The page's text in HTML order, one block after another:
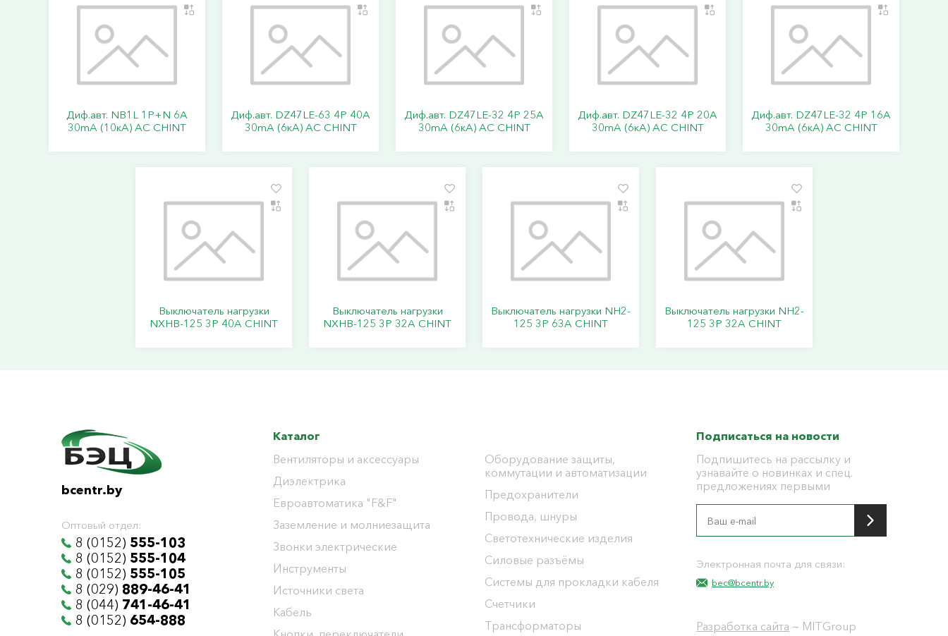
Диф.авт. NB1L 1P+N 6А
30mA (10кА) АС CHINT
Диф.авт. DZ47LE-63 4P 40А
30mA (6кА) АС CHINT
Диф.авт. DZ47LE-32 4P 25А
30mA (6кА) АС CHINT
Диф.авт. DZ47LE-32 4P 20А
30mA (6кА) АС CHINT
Диф.авт. DZ47LE-32 4P 16А
30mA (6кА) АС CHINT
Выключатель нагрузки
NXHB-125 3P 40A CHINT
Выключатель нагрузки
NXHB-125 3P 32A CHINT
Выключатель нагрузки NH2-
125 3P 63A CHINT
Выключатель нагрузки NH2-
125 3P 32A CHINT
bcentr.by
Оптовый отдел:
8 (0152) 555-103
8 (0152) 555-104
8 (0152) 555-105
8 (029) 889-46-41
8 (044) 741-46-41
8 (0152) 654-888
Каталог
Вентиляторы и аксессуары
Диэлектрика
Евроавтоматика "F&F"
Заземление и молниезащита
Звонки электрические
Инструменты
Источники света
Кабель
Оборудование защиты,
коммутации и автоматизации
Предохранители
Провода, шнуры
Светотехнические изделия
Силовые разъёмы
Системы для прокладки кабеля
Счетчики
Трансформаторы
Подписаться на новости
Подпишитесь на рассылку и
узнавайте о новинках и спец.
предложениях первыми
Электронная почта для связи:
bec@bcentr.by
Разработка сайта — MITGroup